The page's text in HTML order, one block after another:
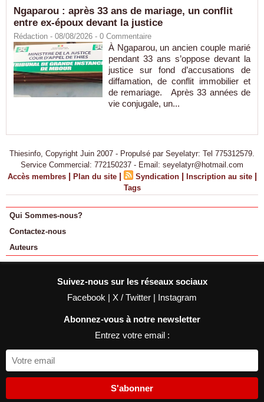
Ngaparou : après 33 ans de mariage, un conflit
entre ex-époux devant la justice
Rédaction - 08/08/2026 - 0 Commentaire
À Ngaparou, un ancien couple marié
pendant 33 ans s’oppose devant la
justice sur fond d’accusations de
diffamation, de conflit immobilier et
de remariage. Après 33 années de
vie conjugale, un...
Thiesinfo, Copyright Juin 2007 - Propulsé par Seyelatyr: Tel 775312579.
Service Commercial: 772150237 - Email: seyelatyr@hotmail.com
Accès membres | Plan du site | Syndication | Inscription au site |
Tags
Qui Sommes-nous?
Contactez-nous
Auteurs
Suivez-nous sur les réseaux sociaux
Facebook | X / Twitter | Instagram
Abonnez-vous à notre newsletter
Entrez votre email :
S'abonner